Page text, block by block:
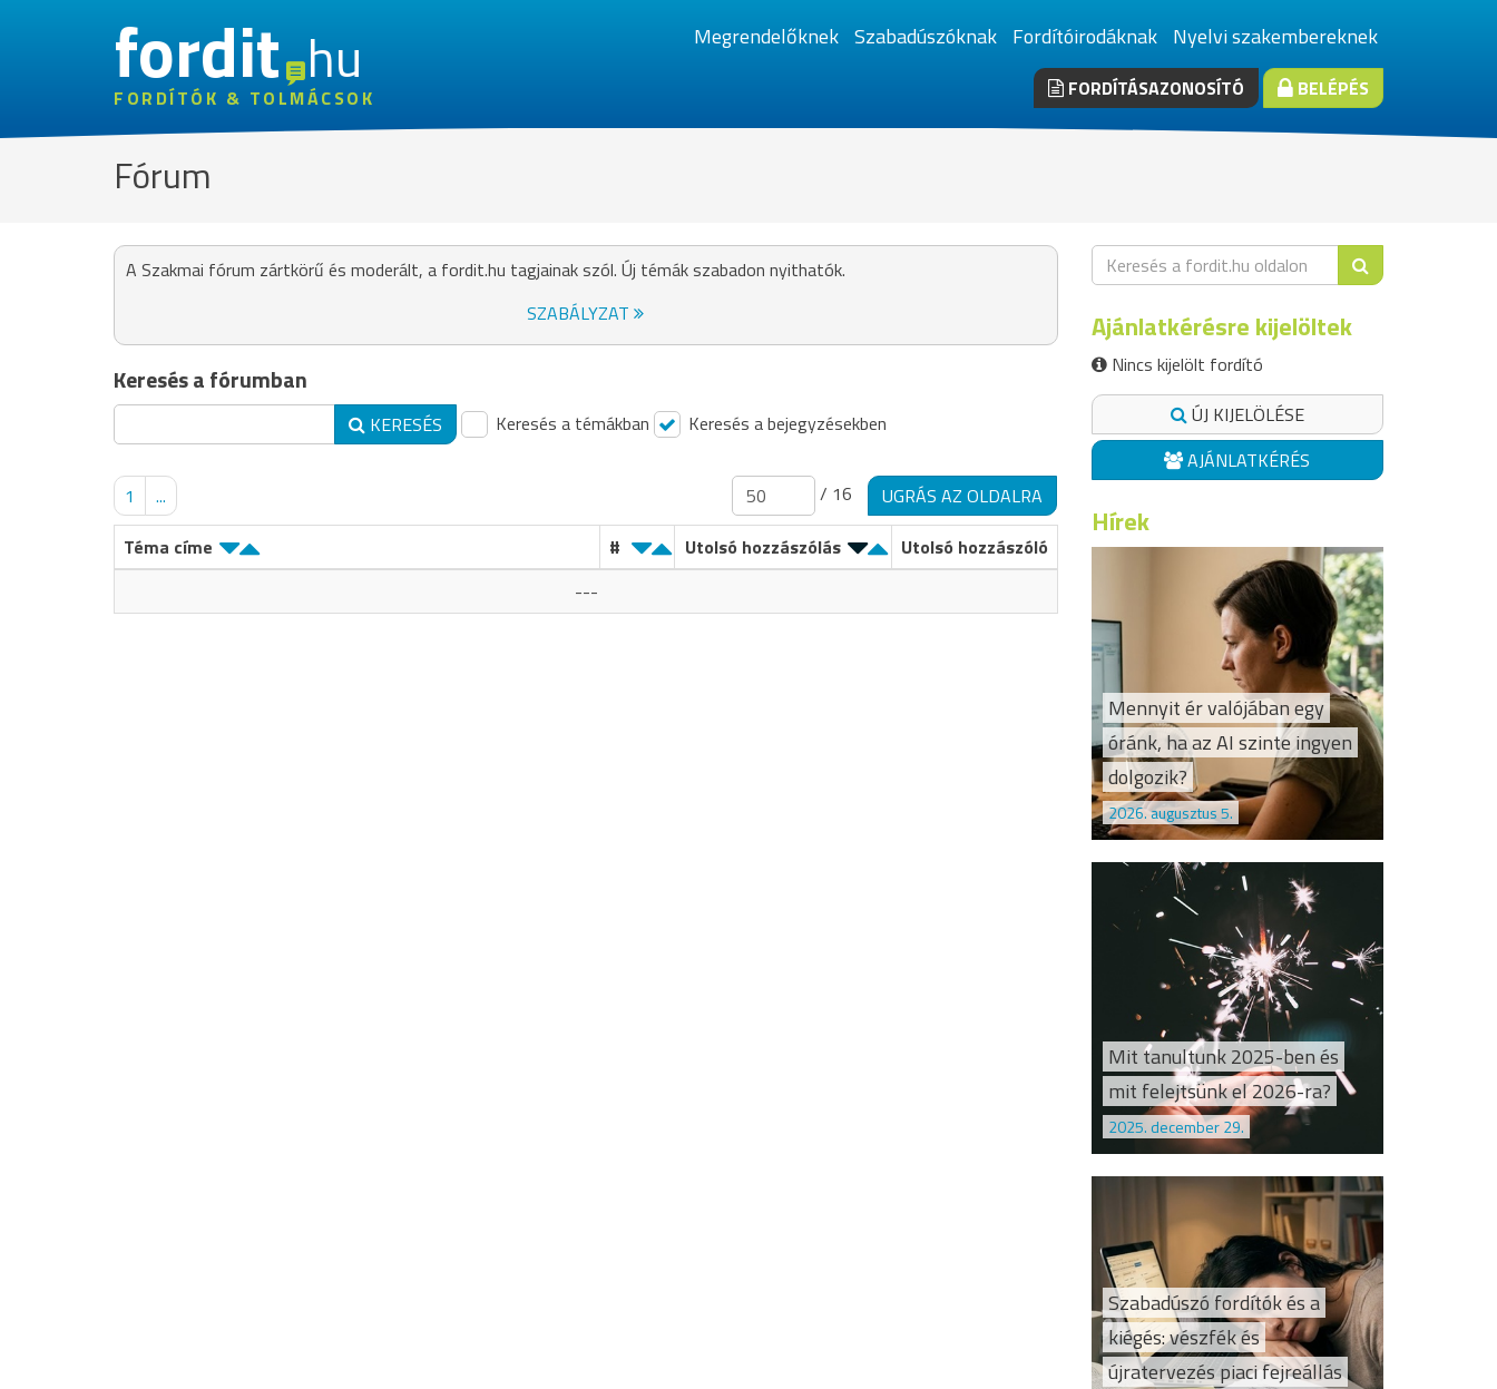
fordithu
FORDÍTÓK & TOLMÁCSOK
Megrendelőknek Szabadúszóknak Fordítóirodáknak Nyelvi szakembereknek
FORDÍTÁSAZONOSÍTÓ BELÉPÉS
Fórum
A Szakmai fórum zártkörű és moderált, a fordit.hu tagjainak szól. Új témák szabadon nyithatók.
SZABÁLYZAT
Keresés a fórumban
KERESÉS Keresés a témákban Keresés a bejegyzésekben
1 ... / 16
UGRÁS AZ OLDALRA
Téma címe
# Utolsó hozzászólás
Utolsó hozzászóló
---
Ajánlatkérésre kijelöltek
Nincs kijelölt fordító
ÚJ KIJELÖLÉSE
AJÁNLATKÉRÉS
Hírek
Mennyit ér valójában egy
óránk, ha az AI szinte ingyen
dolgozik?
2026. augusztus 5.
Mit tanultunk 2025-ben és
mit felejtsünk el 2026-ra?
2025. december 29.
Szabadúszó fordítók és a
kiégés: vészfék és
újratervezés piaci fejreállás